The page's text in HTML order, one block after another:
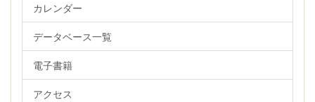
カレンダー
データベース一覧
電子書籍
アクセス